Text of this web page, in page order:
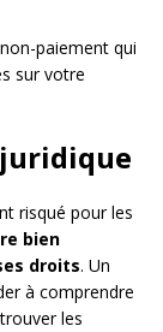
paiement qui
sur votre
risqué pour les
bien
droits. Un
à comprendre
les